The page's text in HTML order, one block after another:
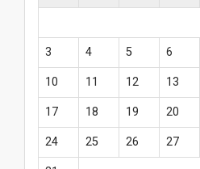
3 4 5 6
10 11 12 13
17 18 19 20
24 25 26 27